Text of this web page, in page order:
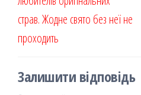
страв. Жодне свято без неї не
проходить
Залишити відповідь